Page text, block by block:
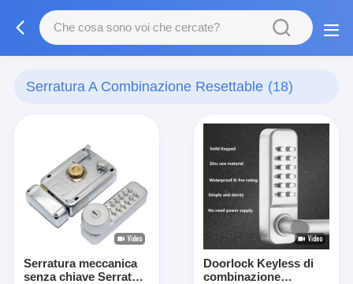
Serratura A Combinazione Resettable (18)
Serratura meccanica
senza chiave Serratura
Doorlock Keyless di
combinazione